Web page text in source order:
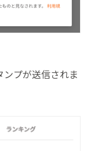
プが送信されま